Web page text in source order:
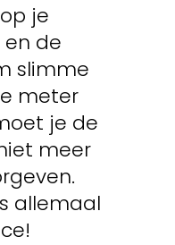
je
de
slimme
meter
je de
meer
allemaal